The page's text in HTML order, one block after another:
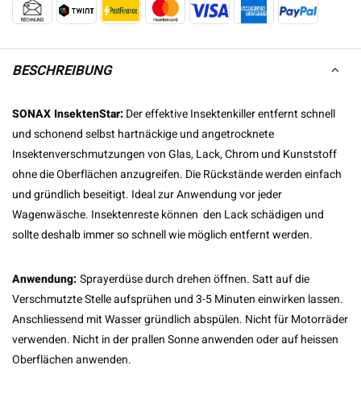
BESCHREIBUNG
SONAX InsektenStar:Der effektive Insektenkiller entfernt schnell
und schonend selbst hartnäckige und angetrocknete
Insektenverschmutzungen von Glas, Lack, Chrom und Kunststoff
ohne die Oberflächen anzugreifen. Die Rückstände werden einfach
und gründlich beseitigt. Ideal zur Anwendung vor jeder
Wagenwäsche. Insektenreste können den Lack schädigen und
sollte deshalb immer so schnell wie möglich entfernt werden.
Anwendung:Sprayerdüse durch drehen öffnen. Satt auf die
Verschmutzte Stelle aufsprühen und 3-5 Minuten einwirken lassen.
Anschliessend mit Wasser gründlich abspülen. Nicht für Motorräder
verwenden. Nicht in der prallen Sonne anwenden oder auf heissen
Oberflächen anwenden.